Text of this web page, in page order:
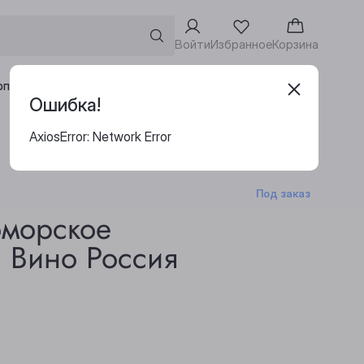
ВойтиИзбранноеКорзина
клиентам Адреса винотек
Под заказ
Россия
Ошибка!
AxiosError: Network Error